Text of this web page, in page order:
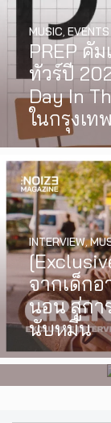
PREP คั
ทัวร์ปี
Day In
ในกรุงเท
MUSIC EVENTS
จากเด็กอ
นอน สู่กา
นับหมื่น
INTERVIEW,
I Wish
วัยรุ่นนอ
เลือกได้เ
ภาพยนตร์
Dorfman
WATCH,